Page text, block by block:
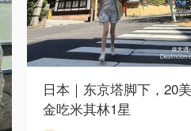
日本｜东京塔脚下，20美
金吃米其林1星